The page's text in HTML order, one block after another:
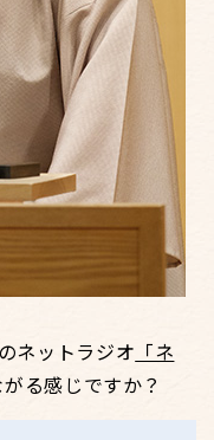
ネットラジオ 「ネ
る感じですか？